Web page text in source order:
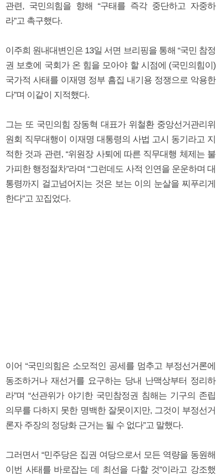
관련, 국민의힘을 향해 “구태를 즉각 중단하고 자중하
라”고 촉구했다.
이주희 원내대변인은 13일 서면 브리핑을 통해 “국민 참정
권 보호에 국회가 온 힘을 모아야 할 시점에 (국민의힘이)
국가적 사태를 이재명 정부 흠집 내기용 정쟁으로 악용한
다”며 이같이 지적했다.
그는 또 국민의힘 장동혁 대표가 위철환 중앙선거관리위
원회 직무대행이 이재명 대통령의 사법 고시 동기라고 지
적한 것과 관련, “위원장 사퇴에 따른 직무대행 체제는 불
가피한 행정절차”라며 “그런데도 사적 인연을 운운하며 대
통령까지 걸고넘어지는 것은 보는 이의 눈살을 찌푸리게
한다”고 꼬집었다.
이어 “국민의힘은 소모적인 공세를 멈추고 부정선거론에
동조하거나 재선거를 요구하는 당내 난맥상부터 정리하
라”며 “선관위가 야기한 국민참정권 침해는 기구의 존립
의무를 다하지 못한 명백한 잘못이지만, 그것이 부정선거
론자 주장의 정당화 근거는 될 수 없다”고 말했다.
그러면서 “민주당은 집권 여당으로서 모든 역량을 동원해
이번 사태를 바로잡는 데 최선을 다할 것”이라고 강조했